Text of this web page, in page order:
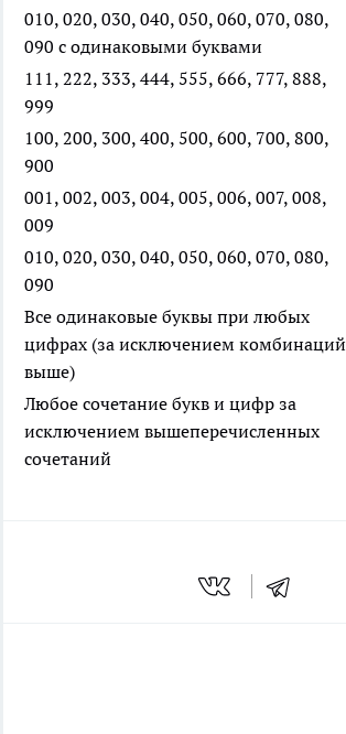
010, 020, 030, 040, 050, 060, 070, 080,
090 с одинаковыми буквами
111, 222, 333, 444, 555, 666, 777, 888,
999
100, 200, 300, 400, 500, 600, 700, 800,
900
001, 002, 003, 004, 005, 006, 007, 008,
009
010, 020, 030, 040, 050, 060, 070, 080,
090
Все одинаковые буквы при любых
цифрах (за исключением комбинаций
выше)
Любое сочетание букв и цифр за
исключением вышеперечисленных
сочетаний